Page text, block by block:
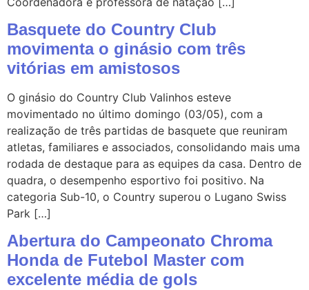
Basquete do Country Club
movimenta o ginásio com três
vitórias em amistosos
O ginásio do Country Club Valinhos esteve
movimentado no último domingo (03/05), com a
realização de três partidas de basquete que reuniram
atletas, familiares e associados, consolidando mais uma
rodada de destaque para as equipes da casa. Dentro de
quadra, o desempenho esportivo foi positivo. Na
categoria Sub-10, o Country superou o Lugano Swiss
Park […]
Abertura do Campeonato Chroma
Honda de Futebol Master com
excelente média de gols